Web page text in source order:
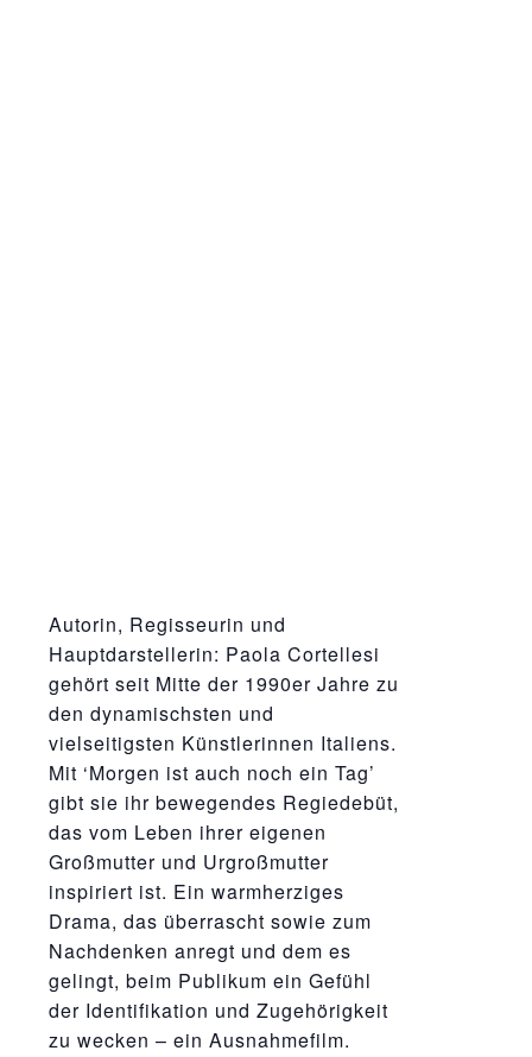
Autorin, Regisseurin und
Hauptdarstellerin: Paola Cortellesi
gehört seit Mitte der 1990er Jahre zu
den dynamischsten und
vielseitigsten Künstlerinnen Italiens.
Mit ‘Morgen ist auch noch ein Tag’
gibt sie ihr bewegendes Regiedebüt,
das vom Leben ihrer eigenen
Großmutter und Urgroßmutter
inspiriert ist. Ein warmherziges
Drama, das überrascht sowie zum
Nachdenken anregt und dem es
gelingt, beim Publikum ein Gefühl
der Identifikation und Zugehörigkeit
zu wecken – ein Ausnahmefilm.